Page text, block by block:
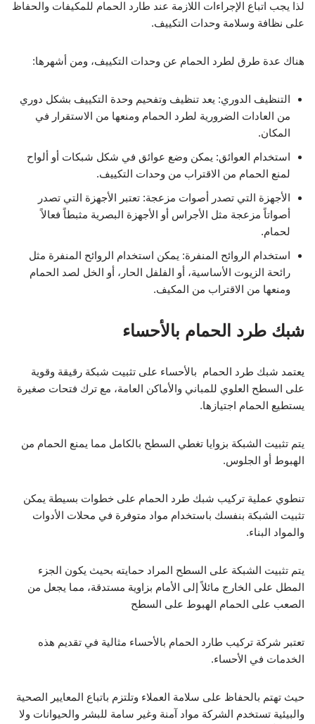
لذا يجب اتباع الإجراءات اللازمة عند طارد الحمام للمكيفات والحفاظ
على نظافة وسلامة وحدات التكييف.
هناك عدة طرق لطرد الحمام عن وحدات التكييف، ومن أشهرها:
التنظيف الدوري: يعد تنظيف وتفحيم وحدة التكييف بشكل دوري
من العادات الضرورية لطرد الحمام ومنعها من الاستقرار في
المكان.
استخدام العوائق: يمكن وضع عوائق في شكل شبكات أو ألواح
لمنع الحمام من الاقتراب من وحدات التكييف.
الأجهزة التي تصدر أصوات مزعجة: تعتبر الأجهزة التي تصدر
أصواتاً مزعجة مثل الأجراس أو الأجهزة البصرية مثبطاً فعالاً
لحمام.
استخدام الروائح المنفرة: يمكن استخدام الروائح المنفرة مثل
رائحة الزيوت الأساسية، أو الفلفل الحار، أو الخل لصد الحمام
ومنعها من الاقتراب من المكيف.
شبك طرد الحمام بالأحساء
يعتمد شبك طرد الحمام بالأحساء على تثبيت شبكة رقيقة وقوية
على السطح العلوي للمباني والأماكن العامة، مع ترك فتحات صغيرة
يستطيع الحمام اجتيازها.
يتم تثبيت الشبكة بزوايا تغطي السطح بالكامل مما يمنع الحمام من
الهبوط أو الجلوس.
تنطوي عملية تركيب شبك طرد الحمام على خطوات بسيطة يمكن
تثبيت الشبكة بنفسك باستخدام مواد متوفرة في محلات الأدوات
والمواد البناء.
يتم تثبيت الشبكة على السطح المراد حمايته بحيث يكون الجزء
المطل على الخارج مائلاً إلى الأمام بزاوية مستدقة، مما يجعل من
الصعب على الحمام الهبوط على السطح
تعتبر شركة تركيب طارد الحمام بالأحساء مثالية في تقديم هذه
الخدمات في الأحساء.
حيث تهتم بالحفاظ على سلامة العملاء وتلتزم باتباع المعايير الصحية
والبيئية تستخدم الشركة مواد آمنة وغير سامة للبشر والحيوانات ولا